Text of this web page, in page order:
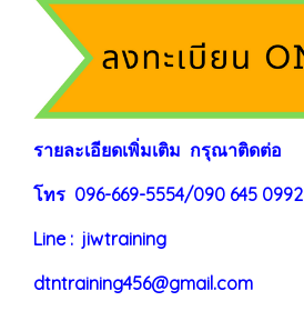
รายละเอียดเพิ่มเติม กรุณาติดต่อ
โทร 096-669-5554/090 645 0992
Line : jiwtraining
dtntraining456@gmail.com